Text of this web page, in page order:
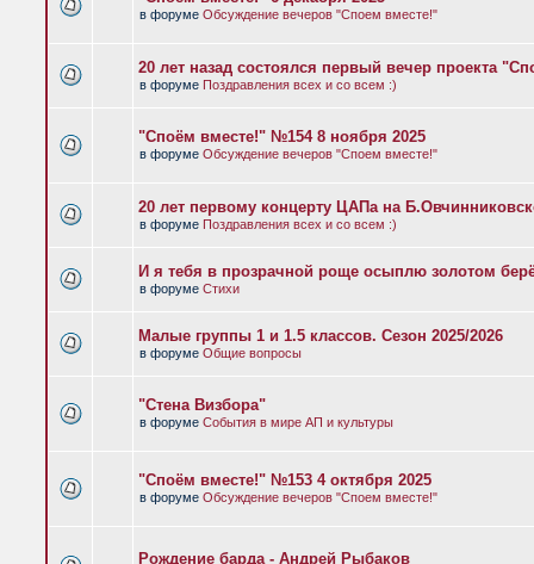
в форуме Обсуждение вечеров "Споем вместе!"
20 лет назад состоялся первый вечер проекта
в форуме Поздравления всех и со всем :)
"Споём вместе!" №154 8 ноября 2025
в форуме Обсуждение вечеров "Споем вместе!"
20 лет первому концерту ЦАПа на
в форуме Поздравления всех и со всем :)
И я тебя в прозрачной роще осыплю золотом
в форуме Стихи
Малые группы 1 и 1.5 классов. Сезон 2025/2026
в форуме Общие вопросы
"Стена Визбора"
в форуме События в мире АП и культуры
"Споём вместе!" №153 4 октября 2025
в форуме Обсуждение вечеров "Споем вместе!"
Рождение барда - Андрей Рыбаков